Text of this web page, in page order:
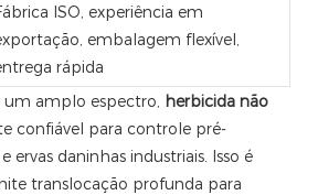
ISO, experiência em
embalagem flexível,
rápida
um amplo espectro, herbicida não
confiável para controle pré-
ervas daninhas industriais. Isso é
translocação profunda para